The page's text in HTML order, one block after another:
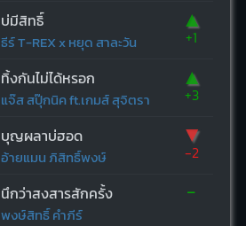
บ่มีสิทธิ์
ธีร์ T-REX x หยุด สาละวัน
▲
+1
ทิ้งกันไม่ได้หรอก
แจ๊ส สปุ๊กนิค ft.เกมส์ สุจิตรา
▲
+3
บุญผลาบ่ฮอด
อ้ายแมน ภิสิทธิ์พงษ์
▼
-2
นึกว่าสงสารสักครั้ง
พงษ์สิทธิ์ คำภีร์
-